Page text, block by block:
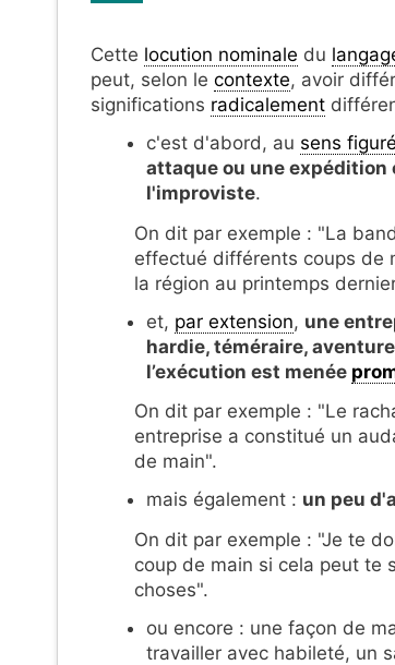
Cette locution nominale du
peut, selon le contexte, avoir
significations radicalement
c'est d'abord, au sens figuré
attaque ou une expédition
l'improviste.
On dit par exemple : "La
effectué différents coups de
la région au printemps
et, par extension, une
hardie, téméraire,
l’exécution est menée
On dit par exemple : "Le
entreprise a constitué un
de main".
mais également : un peu
On dit par exemple : "Je te
coup de main si cela peut te
choses".
ou encore : une façon de
travailler avec habileté, un